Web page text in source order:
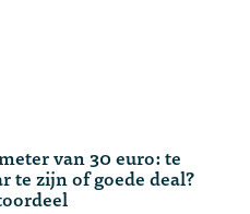
van 30 euro: te
te zijn of goede deal?